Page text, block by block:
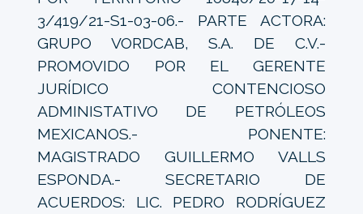
3/419/21-S1-03-06.- PARTE ACTORA:
GRUPO VORDCAB, S.A. DE C.V.-
PROMOVIDO POR EL GERENTE
JURÍDICO CONTENCIOSO
ADMINISTATIVO DE PETRÓLEOS
MEXICANOS.- PONENTE:
MAGISTRADO GUILLERMO VALLS
ESPONDA.- SECRETARIO DE
ACUERDOS: LIC. PEDRO RODRÍGUEZ